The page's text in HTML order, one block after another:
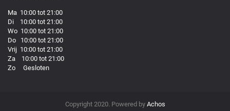
Ma 10:00 tot 21:00
Di 10:00 tot 21:00
Wo 10:00 tot 21:00
Do 10:00 tot 21:00
Vrij 10:00 tot 21:00
Za 10:00 tot 21:00
Zo Gesloten
Copyright 2020. Powered by Achos